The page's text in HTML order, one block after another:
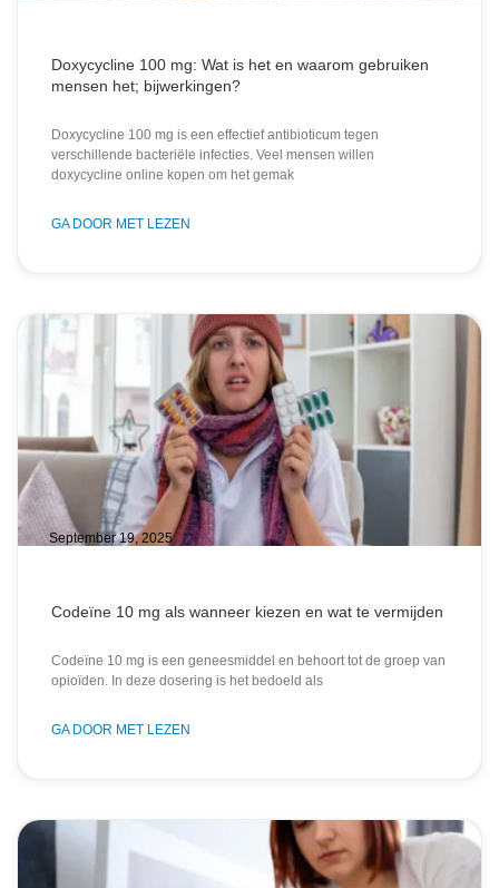
Doxycycline 100 mg: Wat is het en waarom gebruiken
mensen het; bijwerkingen?
Doxycycline 100 mg is een effectief antibioticum tegen
verschillende bacteriële infecties. Veel mensen willen
doxycycline online kopen om het gemak
GA DOOR MET LEZEN
Codeïne 10 mg als wanneer kiezen en wat te vermijden
Codeïne 10 mg is een geneesmiddel en behoort tot de groep van
opioïden. In deze dosering is het bedoeld als
GA DOOR MET LEZEN
September 19, 2025